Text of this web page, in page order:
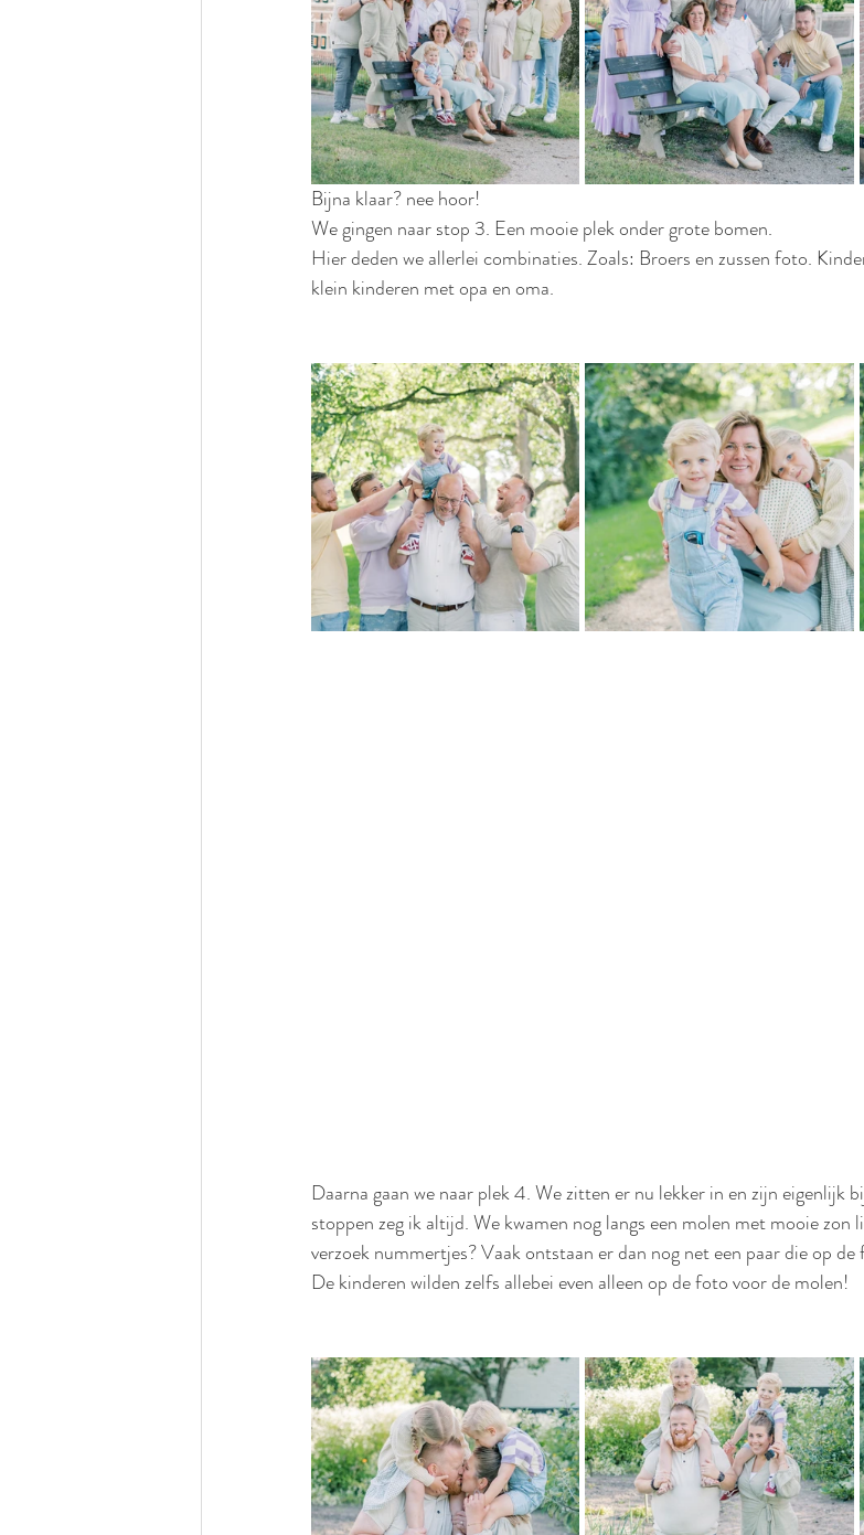
Bijna klaar? nee hoor!
We gingen naar stop 3. Een mooie plek onder grote bomen.
Hier deden we allerlei combinaties. Zoals: Broers en zussen foto.
klein kinderen met opa en oma.
Daarna gaan we naar plek 4. We zitten er nu lekker in en zijn eigenlijk
stoppen zeg ik altijd. We kwamen nog langs een molen met mooie
verzoek nummertjes? Vaak ontstaan er dan nog net een paar die op
De kinderen wilden zelfs allebei even alleen op de foto voor de molen!